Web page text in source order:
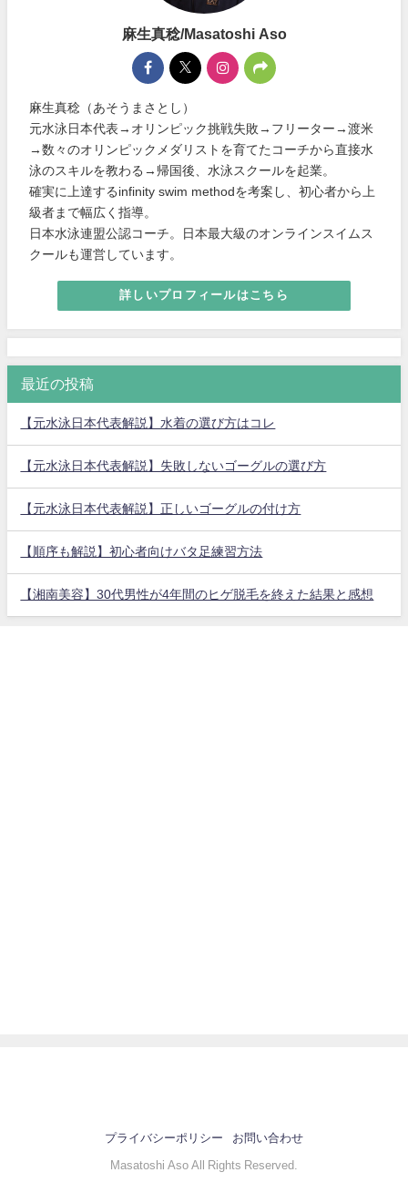
麻生真稔/Masatoshi Aso
麻生真稔（あそうまさとし）
元水泳日本代表→オリンピック挑戦失敗→フリーター→渡米
→数々のオリンピックメダリストを育てたコーチから直接水
泳のスキルを教わる→帰国後、水泳スクールを起業。
確実に上達するinfinity swim methodを考案し、初心者から上
級者まで幅広く指導。
日本水泳連盟公認コーチ。日本最大級のオンラインスイムス
クールも運営しています。
詳しいプロフィールはこちら
最近の投稿
【元水泳日本代表解説】水着の選び方はコレ
【元水泳日本代表解説】失敗しないゴーグルの選び方
【元水泳日本代表解説】正しいゴーグルの付け方
【順序も解説】初心者向けバタ足練習方法
【湘南美容】30代男性が4年間のヒゲ脱毛を終えた結果と感想
プライバシーポリシー お問い合わせ
Masatoshi Aso All Rights Reserved.